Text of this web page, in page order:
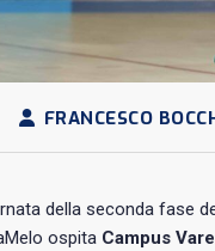
FRANCESCO
della seconda fase
ospita Campus